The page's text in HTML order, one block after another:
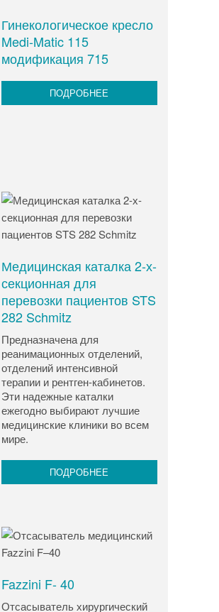
Гинекологическое кресло
Medi-Matic 115
модификация 715
ПОДРОБНЕЕ
Медицинская каталка 2-х-
секционная для
перевозки пациентов STS
282 Schmitz
Предназначена для
реанимационных отделений,
отделений интенсивной
терапии и рентген-кабинетов.
Эти надежные каталки
ежегодно выбирают лучшие
медицинские клиники во всем
мире.
ПОДРОБНЕЕ
Fazzini F- 40
Отсасыватель хирургический